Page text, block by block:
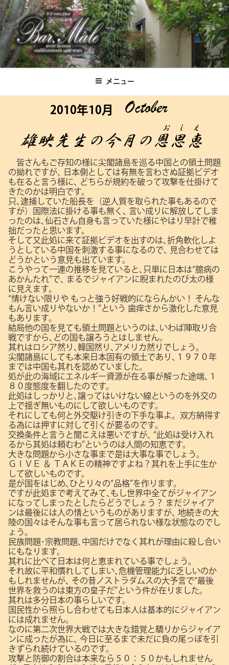
コ
ン
テ
ン
ツ
へBar.Male メニュー
2010年10月
皆さんもご存知の様に尖閣諸島を巡る中国との領土問題
の拗れですが､
日本側としては有無を言わさぬ証拠ビデオ
も在ると言う様に､
どちらが規約を破って攻撃を仕掛けて
きたのかは明白です。
只､逮捕していた船長を（逆人質を取られた事もあるので
すが）国際法に掛ける事も無く､
言い成りに解放してしま
ったのは､仙石さん自身も言っていた様にやはり早計で稚
拙だったと思います。
そして又此処に来て証拠ビデオを出すのは､折角軟化しよ
うとしている中国を刺激する事になるので､
見合わせては
どうかという意見も出ています。
こうやって一連の推移を見ていると､只単に日本は“臆病の
あかんたれ”で､
まるでジャイアンに睨まれたのび太の様
に見えます。
“情けない限りや もっと強う好戦的にならんかい！ そんな
もん言い成りやないか！”という 歯痒さから激化した意見
もあります。
結局他の国を見ても領土問題というのは､いわば陣取り合
戦ですから､どの国も譲ろうとはしません。
其れはロシア然り､韓国然り､アメリカ然りでしょう。
尖閣諸島にしても本来日本固有の領土であり､１９７０年
までは中国も其れを認めていました。
処が此の海域にエネルギー資源が在る事が解った途端､１
８０度態度を翻したのです。
此処はしっかりと､譲ってはいけない線というのを外交の
上で揺ぎ無いものにして欲しいものです。
それにしても何と外交駆け引きの下手な事よ。双方納得す
る為には押すに対して引くが要るのです。
交換条件と言うと聞こえは悪いですが､
“此処は受け入れ
るから其処は頼むわ”というのは人間の知恵です。
大きな問題から小さな事まで是は大事な事でしょう。
ＧＩＶＥ ＆ ＴＡＫＥの精神ですよね？其れを上手に生か
して欲しいものです。
是が国をはじめ､ひとり々の“品格”を作ります。
ですが此処まで考えてみて､もし世界中全てがジャイアン
になってしまったとしたらどうでしょう？ まだジャイア
ンは最後には人の情というものがありますが､
地続きの大
陸の国々はそんな事も言って居られない様な状態なのでし
ょう。
民族問題･宗教問題､中国だけでなく其れが理由に殺し合い
にもなります。
其れに比べて日本は何と恵まれている事でしょう。
それ故に平和慣れしてしまい､危機管理能力に乏しいのか
もしれませんが､
その昔ノストラダムスの大予言で“最後
世界を救うのは東方の皇子だ”という件が在りました。
其れは多分日本の事らしいです。
国民性から照らし合わせても日本人は基本的にジャイアン
には成れません。
なのに第二次世界大戦では大きな錯覚と驕りからジャイア
ンに成ったが為に､
今日に至るまで未だに負の尾っぽを引
きずられ続けているのです。
攻撃と防御の割合は本来なら５０：５０かもしれません